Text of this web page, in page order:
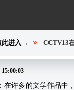
此进入→ CCTV13
15:00:03
在许多的文学作品中